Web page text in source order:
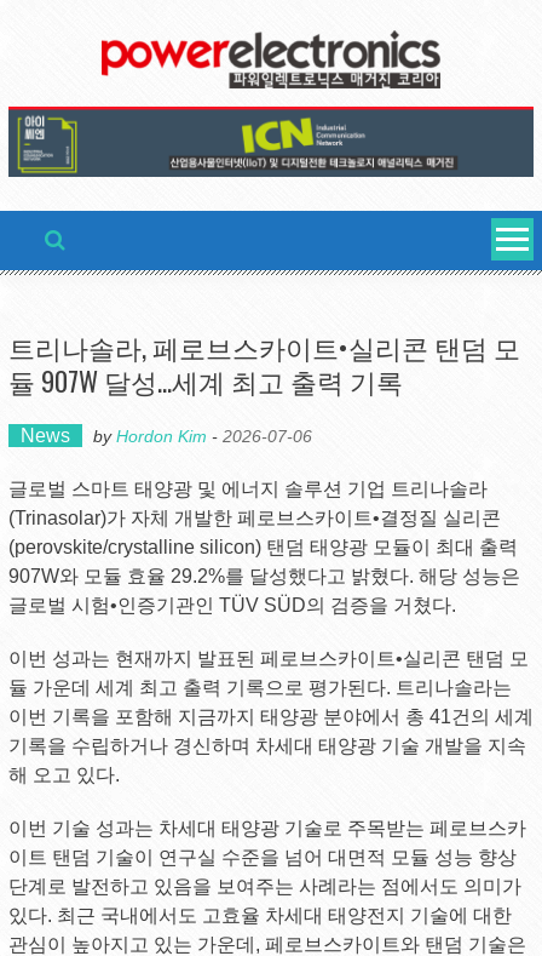
트리나솔라, 페로브스카이트•실리콘 탠덤 모
듈 907W 달성…세계 최고 출력 기록
News byHordon Kim - 2026-07-06
글로벌 스마트 태양광 및 에너지 솔루션 기업 트리나솔라
(Trinasolar)가 자체 개발한 페로브스카이트•결정질 실리콘
(perovskite/crystalline silicon) 탠덤 태양광 모듈이 최대 출력
907W와 모듈 효율 29.2%를 달성했다고 밝혔다. 해당 성능은
글로벌 시험•인증기관인 TÜV SÜD의 검증을 거쳤다.
이번 성과는 현재까지 발표된 페로브스카이트•실리콘 탠덤 모
듈 가운데 세계 최고 출력 기록으로 평가된다. 트리나솔라는
이번 기록을 포함해 지금까지 태양광 분야에서 총 41건의 세계
기록을 수립하거나 경신하며 차세대 태양광 기술 개발을 지속
해 오고 있다.
이번 기술 성과는 차세대 태양광 기술로 주목받는 페로브스카
이트 탠덤 기술이 연구실 수준을 넘어 대면적 모듈 성능 향상
단계로 발전하고 있음을 보여주는 사례라는 점에서도 의미가
있다. 최근 국내에서도 고효율 차세대 태양전지 기술에 대한
관심이 높아지고 있는 가운데, 페로브스카이트와 탠덤 기술은